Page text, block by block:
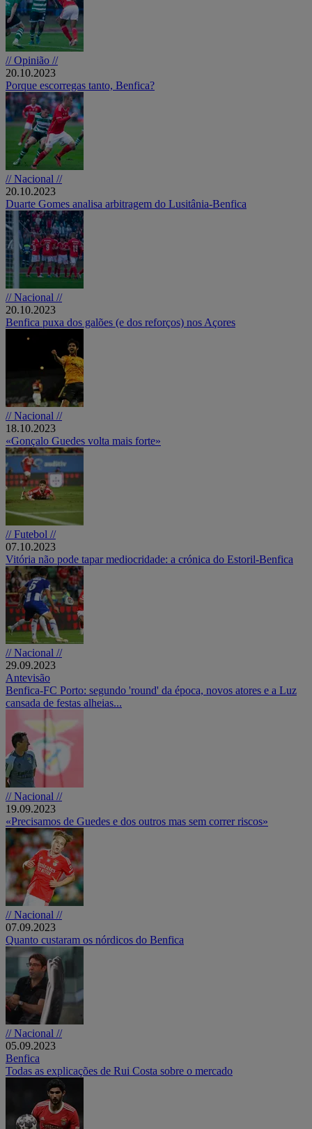
// Opinião //
20.10.2023
Porque escorregas tanto, Benfica?
// Nacional //
20.10.2023
Duarte Gomes analisa arbitragem do Lusitânia-Benfica
// Nacional //
20.10.2023
Benfica puxa dos galões (e dos reforços) nos Açores
// Nacional //
18.10.2023
«Gonçalo Guedes volta mais forte»
// Futebol //
07.10.2023
Vitória não pode tapar mediocridade: a crónica do Estoril-Benfica
// Nacional //
29.09.2023
Antevisão
Benfica-FC Porto: segundo 'round' da época, novos atores e a Luz
cansada de festas alheias...
// Nacional //
19.09.2023
«Precisamos de Guedes e dos outros mas sem correr riscos»
// Nacional //
07.09.2023
Quanto custaram os nórdicos do Benfica
// Nacional //
05.09.2023
Benfica
Todas as explicações de Rui Costa sobre o mercado